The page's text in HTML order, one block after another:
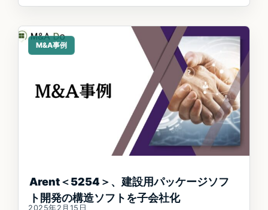
M&A事例
Arent＜5254＞、建設用パッケージソフ
ト開発の構造ソフトを子会社化
2025年2月15日